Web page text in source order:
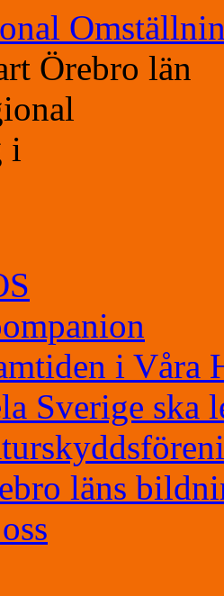
Örebro län
i Våra
Sverige ska
läns